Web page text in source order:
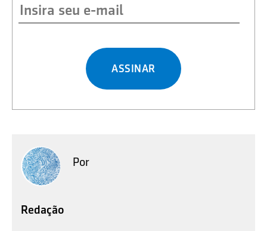
ASSINAR
Por
Redação